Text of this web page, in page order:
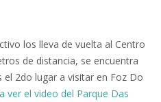
los lleva de vuelta al Centro
de distancia, se encuentra
el 2do lugar a visitar en Foz Do
ver el video del Parque Das